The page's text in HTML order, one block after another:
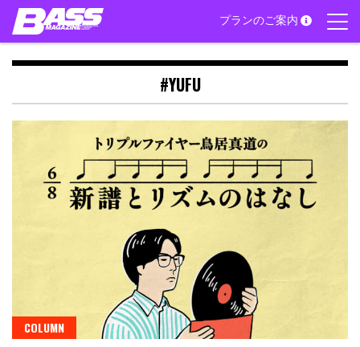
Skip
content
プランのご案内
#YUFU
COLUMN